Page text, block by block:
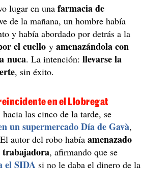
lugar en unafarmacia de
de la mañana, un hombre había
y había abordado por detrás a la
el cuello yamenazándola con
nuca. La intención:llevarse la
, sin éxito.
en el Llobregat
las cinco de la tarde, se
un supermercado Día de Gavà,
autor del robo habíaamenazado
, afirmando que se
el SIDA si no le daba el dinero de la